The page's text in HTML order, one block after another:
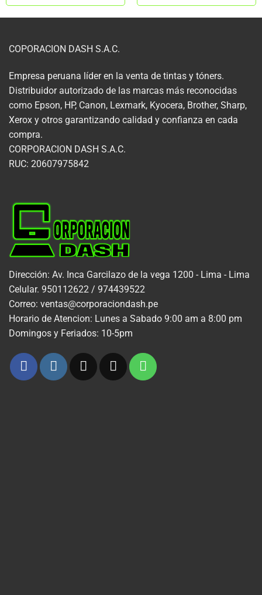
COPORACION DASH S.A.C.
Empresa peruana líder en la venta de tintas y tóners.
Distribuidor autorizado de las marcas más reconocidas
como Epson, HP, Canon, Lexmark, Kyocera, Brother, Sharp,
Xerox y otros garantizando calidad y confianza en cada
compra.
CORPORACION DASH S.A.C.
RUC: 20607975842
Dirección: Av. Inca Garcilazo de la vega 1200 - Lima - Lima
Celular. 950112622 / 974439522
Correo: ventas@corporaciondash.pe
Horario de Atencion: Lunes a Sabado 9:00 am a 8:00 pm
Domingos y Feriados: 10-5pm